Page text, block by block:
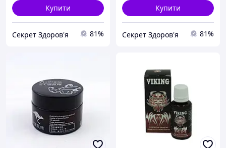
Купити
Секрет Здоров'я 81%
Купити
Секрет Здоров'я 81%